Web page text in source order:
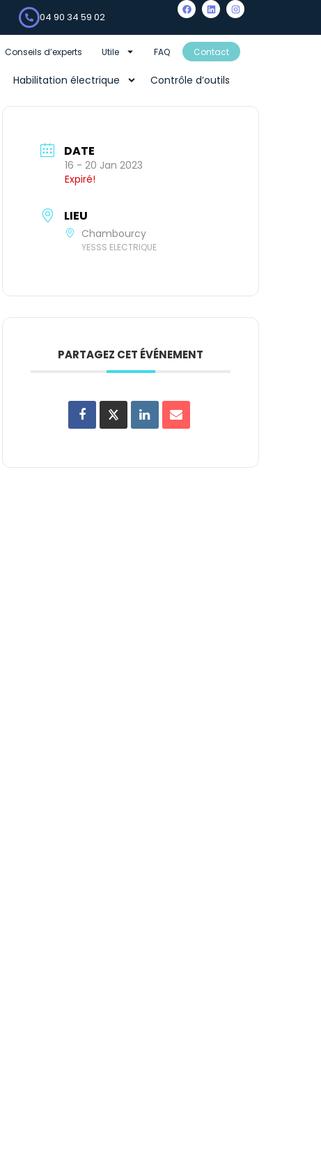
04 90 34 59 02
Conseils d’experts Utile FAQ Contact
Habilitation électrique Contrôle d’outils
DATE
16 - 20 Jan 2023
Expiré!
LIEU
Chambourcy
YESSS ELECTRIQUE
PARTAGEZ CET ÉVÉNEMENT